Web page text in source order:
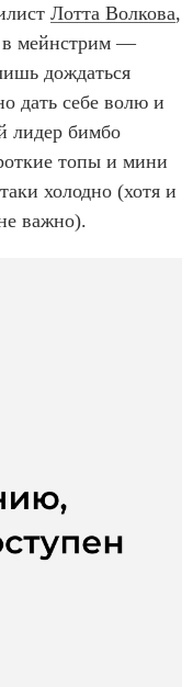
Лотта Волкова,
в мейнстрим —
дождаться
дать себе волю и
лидер бимбо
топы и мини
холодно (хотя и
важно).